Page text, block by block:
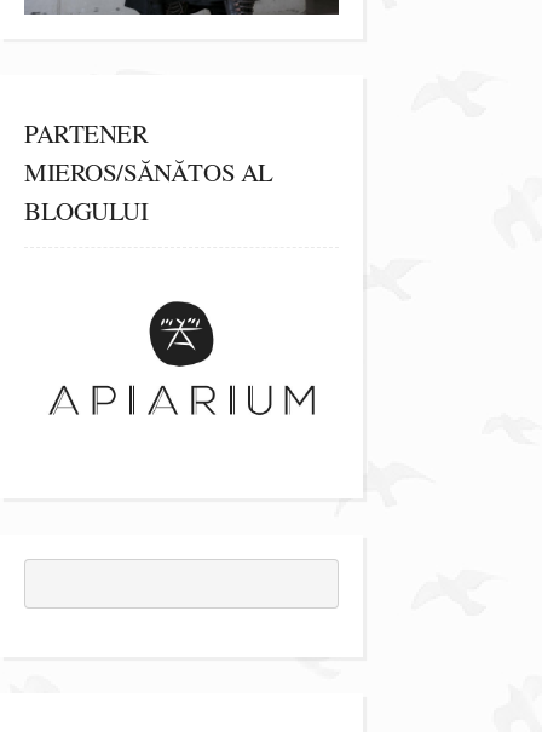
PARTENER
MIEROS/SĂNĂTOS AL
BLOGULUI